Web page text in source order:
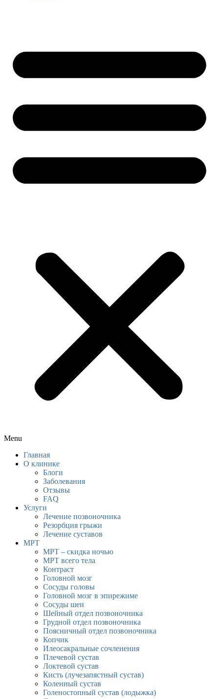
Menu
Главная
О клинике
Блоги
Заболевания
Отзывы
FAQ
Услуги
Лечение позвоночника
Резорбция грыжи
Лечение суставов
МРТ
МРТ – скидка ночью
МРТ всего тела
Контраст
Головной мозг
Сосуды головы
Головной мозг в эпирежиме
Сосуды шеи
Шейный отдел позвоночника
Грудной отдел позвоночника
Поясничный отдел позвоночника
Копчик
Илеосакральные сочленения
Плечевой сустав
Локтевой сустав
Кисть (лучезапястный сустав)
Коленный сустав
Голеностопный сустав (лодыжка)